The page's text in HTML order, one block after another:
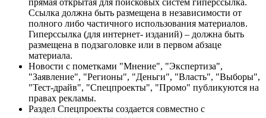
Ссылка должна быть размещена в независимости от
полного либо частичного использования материалов.
Гиперссылка (для интернет- изданий) – должна быть
размещена в подзаголовке или в первом абзаце
материала.
Новости с пометками "Мнение", "Экспертиза",
"Заявление", "Регионы", "Деньги", "Власть", "Выборы",
"Тест-драйв", "Спецпроекты", "Промо" публикуются на
правах рекламы.
Раздел Спецпроекты создается совместно с